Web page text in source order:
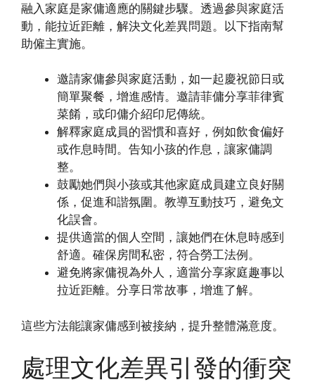
融入家庭是家傭適應的關鍵步驟。透過參與家庭活
動，能拉近距離，解決文化差異問題。以下指南幫
助僱主實施。
邀請家傭參與家庭活動，如一起慶祝節日或
簡單聚餐，增進感情。邀請菲傭分享菲律賓
菜餚，或印傭介紹印尼傳統。
解釋家庭成員的習慣和喜好，例如飲食偏好
或作息時間。告知小孩的作息，讓家傭調
整。
鼓勵她們與小孩或其他家庭成員建立良好關
係，促進和諧氛圍。教導互動技巧，避免文
化誤會。
提供適當的個人空間，讓她們在休息時感到
舒適。確保房間私密，符合勞工法例。
避免將家傭視為外人，適當分享家庭趣事以
拉近距離。分享日常故事，增進了解。
這些方法能讓家傭感到被接納，提升整體滿意度。
處理文化差異引發的衝突